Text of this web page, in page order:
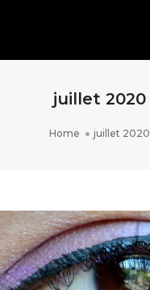
juillet 2020
Home juillet 2020